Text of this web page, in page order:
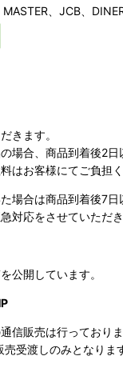
、JCB、
きます。
場合、商品到着後2日
はお客様にてご負担く
場合は商品到着後7
対応をさせていただき
公開しています。
信販売は行っておりま
受渡しのみとなりま